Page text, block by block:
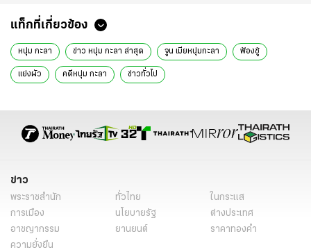
แท็กที่เกี่ยวข้อง
หนุ่ม กะลา ข่าว หนุ่ม กะลา ล่าสุด จูน เมียหนุ่มกะลา ฟ้องชู้
แย่งผัว คดีหนุ่ม กะลา ข่าวทั่วไป
ข่าว
พระราชสำนัก ทั่วไทย
ในกระแส
การเมือง
นโยบายรัฐ
ต่างประเทศ
อาชญากรรม
ยานยนต์
ราคาทองคำ
ความยั่งยืน